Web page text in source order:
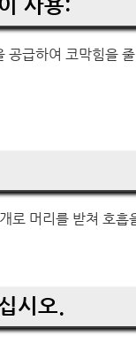
사용:
급하여 코막힘을
로 머리를 받쳐 호
시오.